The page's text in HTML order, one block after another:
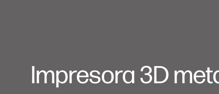
Impresora 3D